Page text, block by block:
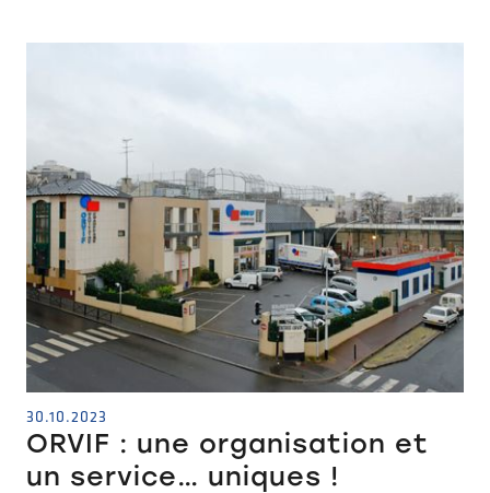
30.10.2023
ORVIF : une organisation et
un service… uniques !